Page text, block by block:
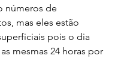
números de
mas eles estão
pois o dia
mesmas 24 horas por